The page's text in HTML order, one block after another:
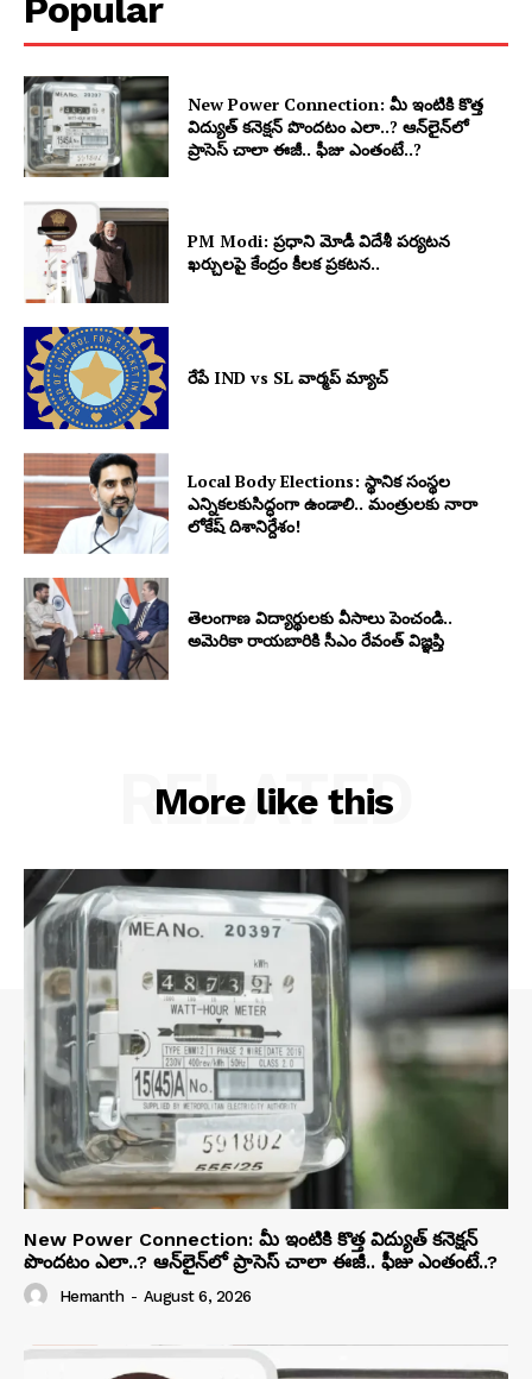
Popular
New Power Connection: మీ ఇంటికి కొత్త
విద్యుత్ కనెక్షన్ పొందటం ఎలా..? ఆన్‌లైన్‌లో
ప్రాసెస్ చాలా ఈజీ.. ఫీజు ఎంతంటే..?
PM Modi: ప్రధాని మోడీ విదేశీ పర్యటన
ఖర్చులపై కేంద్రం కీలక ప్రకటన..
రేపే IND vs SL వార్మప్ మ్యాచ్
Local Body Elections: స్థానిక సంస్థల
ఎన్నికలకుసిద్ధంగా ఉండాలి.. మంత్రులకు నారా
లోకేష్ దిశానిర్దేశం!
తెలంగాణ విద్యార్థులకు వీసాలు పెంచండి..
అమెరికా రాయబారికి సీఎం రేవంత్ విజ్ఞప్తి
More like this
RELATED
New Power Connection: మీ ఇంటికి కొత్త విద్యుత్ కనెక్షన్
పొందటం ఎలా..? ఆన్‌లైన్‌లో ప్రాసెస్ చాలా ఈజీ.. ఫీజు ఎంతంటే..?
Hemanth - August 6, 2026